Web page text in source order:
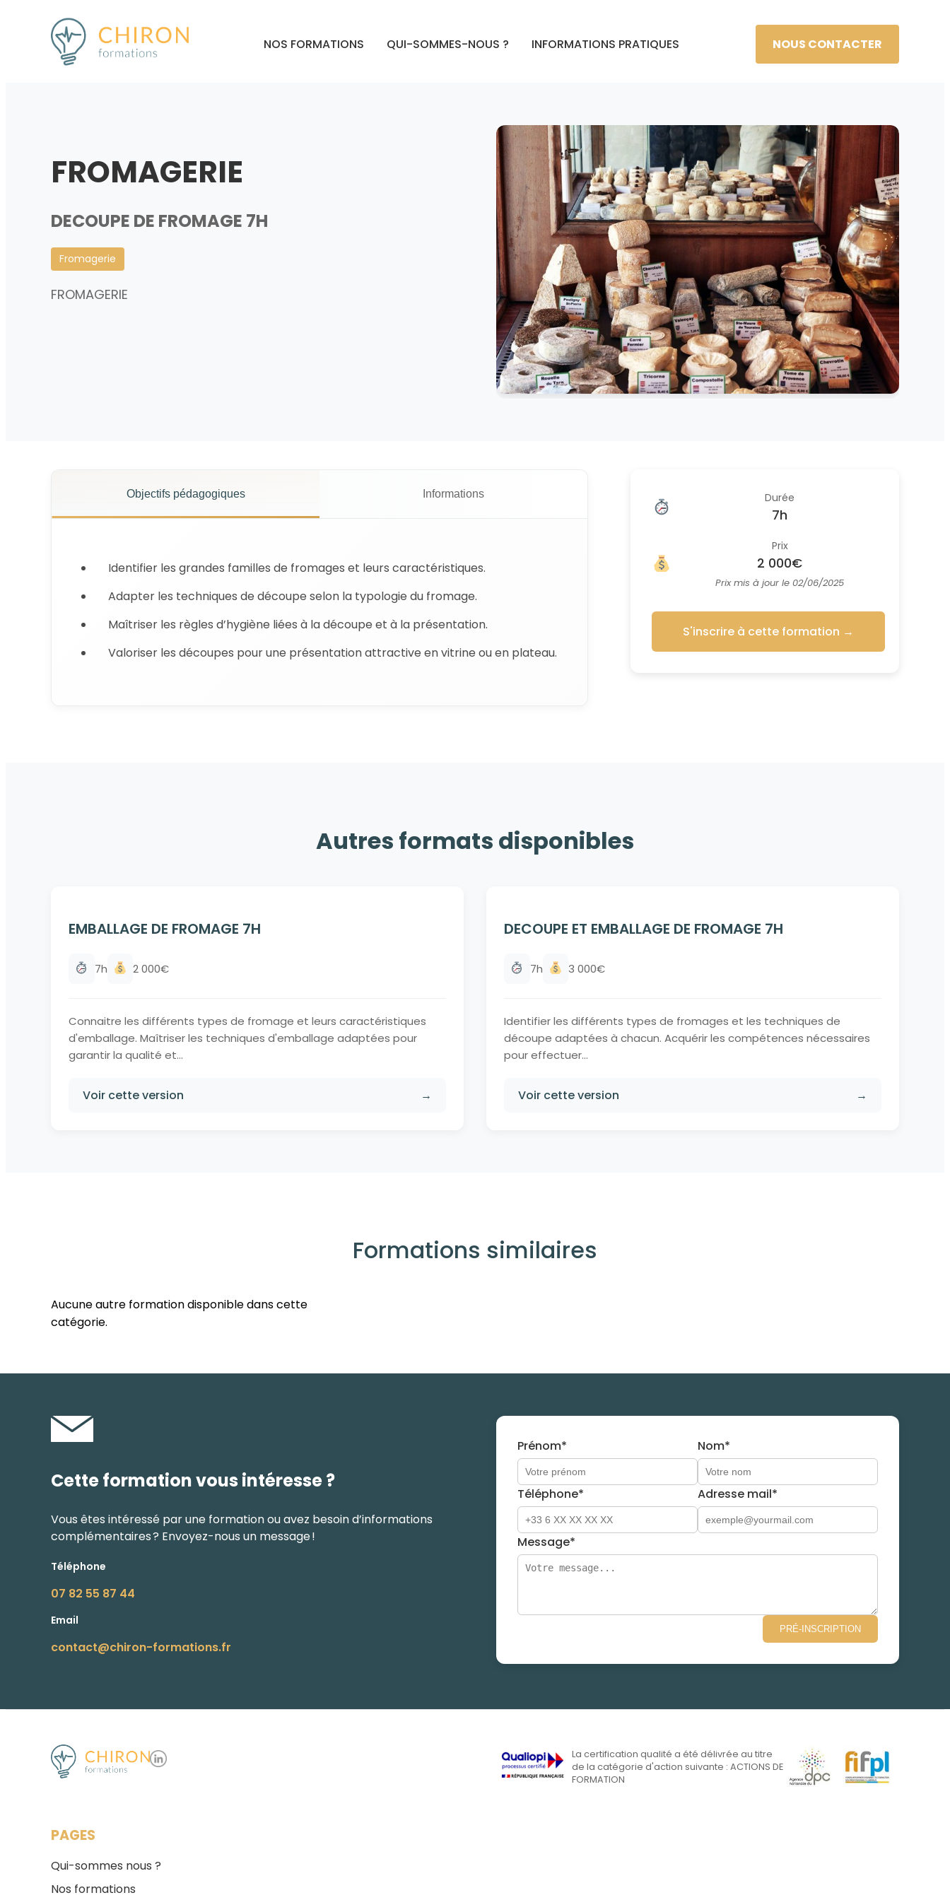
NOS FORMATIONS QUI-SOMMES-NOUS ? INFORMATIONS PRATIQUES NOUS CONTACTER
FROMAGERIE
DECOUPE DE FROMAGE 7H
Fromagerie
FROMAGERIE
Objectifs pédagogiques Informations
Identifier les grandes familles de fromages et leurs caractéristiques.
Adapter les techniques de découpe selon la typologie du fromage.
Maîtriser les règles d’hygiène liées à la découpe et à la présentation.
Valoriser les découpes pour une présentation attractive en vitrine ou en plateau.
Durée
7h
Prix
2 000€
Prix mis à jour le 02/06/2025
S'inscrire à cette formation →
Autres formats disponibles
EMBALLAGE DE FROMAGE 7H
7h 2 000€
Connaitre les différents types de fromage et leurs caractéristiques
d'emballage. Maîtriser les techniques d'emballage adaptées pour
garantir la qualité et...
Voir cette version →
DECOUPE ET EMBALLAGE DE FROMAGE 7H
7h 3 000€
Identifier les différents types de fromages et les techniques de
découpe adaptées à chacun. Acquérir les compétences nécessaires
pour effectuer...
Voir cette version →
Formations similaires
Aucune autre formation disponible dans cette
catégorie.
Cette formation vous intéresse ?
Vous êtes intéressé par une formation ou avez besoin d’informations
complémentaires ? Envoyez-nous un message !
Téléphone
07 82 55 87 44
Email
contact@chiron-formations.fr
Prénom* Nom*
Téléphone* Adresse mail*
Message*
PRÉ-INSCRIPTION
La certification qualité a été délivrée au titre
de la catégorie d'action suivante : ACTIONS DE
FORMATION
PAGES
Qui-sommes nous ?
Nos formations